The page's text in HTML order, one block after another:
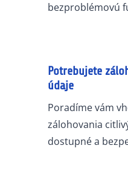
bezproblémovú
Potrebujete
údaje
Poradíme vám
zálohovania
dostupné a